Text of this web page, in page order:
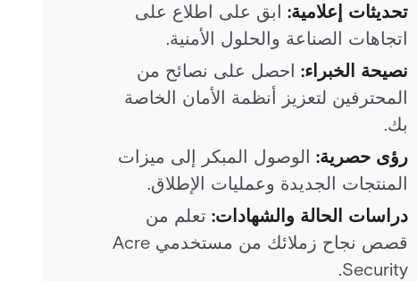
تحديثات إعلامية: ابق على اطلاع على
اتجاهات الصناعة والحلول الأمنية.
نصيحة الخبراء: احصل على نصائح من
المحترفين لتعزيز أنظمة الأمان الخاصة
بك.
رؤى حصرية: الوصول المبكر إلى ميزات
المنتجات الجديدة وعمليات الإطلاق.
دراسات الحالة والشهادات: تعلم من
قصص نجاح زملائك من مستخدمي Acre
Security.